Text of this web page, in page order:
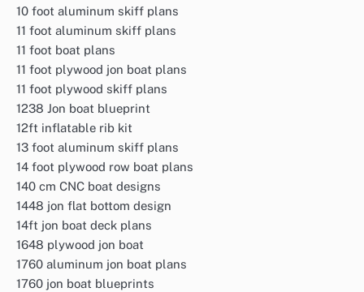
10 foot aluminum skiff plans
11 foot aluminum skiff plans
11 foot boat plans
11 foot plywood jon boat plans
11 foot plywood skiff plans
1238 Jon boat blueprint
12ft inflatable rib kit
13 foot aluminum skiff plans
14 foot plywood row boat plans
140 cm CNC boat designs
1448 jon flat bottom design
14ft jon boat deck plans
1648 plywood jon boat
1760 aluminum jon boat plans
1760 jon boat blueprints